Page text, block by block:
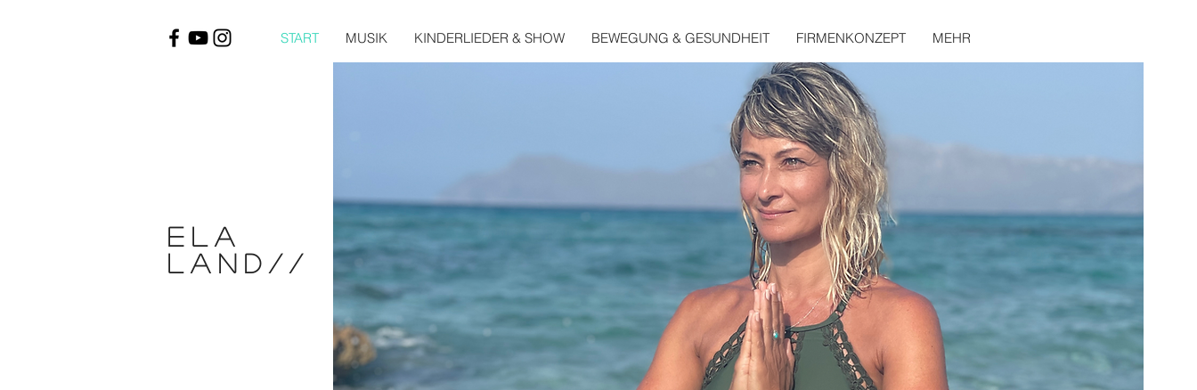
START MUSIK KINDERLIEDER & SHOW BEWEGUNG & GESUNDHEIT FIRMENKONZEPT MEHR
ELA
Land//